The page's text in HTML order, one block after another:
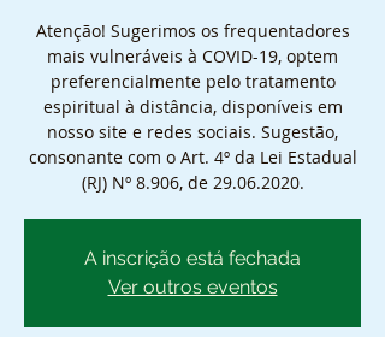
Atenção! Sugerimos os frequentadores
mais vulneráveis à COVID-19, optem
preferencialmente pelo tratamento
espiritual à distância, disponíveis em
nosso site e redes sociais. Sugestão,
consonante com o Art. 4º da Lei Estadual
(RJ) Nº 8.906, de 29.06.2020.
A inscrição está fechada
Ver outros eventos